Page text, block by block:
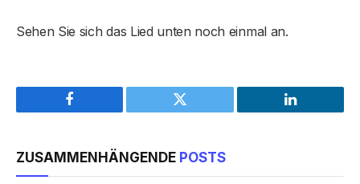
Sehen Sie sich das Lied unten noch einmal an.
Facebook Twitter LinkedIn
ZUSAMMENHÄNGENDE POSTS